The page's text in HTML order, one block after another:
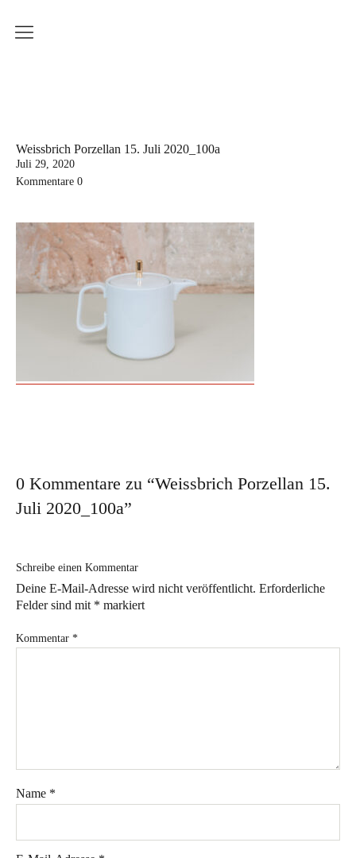
Serie Sinnliche Berührung
Küchenserie
Workshops
Workshop für den besonderen Anlass
Aktuelles
Wollen Sie sehen, wie
Weissbrich Porzellan 15. Juli 2020_100a
Juli 29, 2020
Kommentare 0
0 Kommentare zu “Weissbrich Porzellan 15.
Juli 2020_100a”
Schreibe einen Kommentar
Deine E-Mail-Adresse wird nicht veröffentlicht. Erforderliche
Felder sind mit * markiert
Kommentar *
Name *